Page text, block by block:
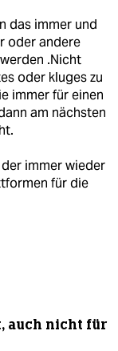
das immer und
oder andere
.Nicht
oder kluges zu
immer für einen
am nächsten
immer wieder
für die
auch nicht für